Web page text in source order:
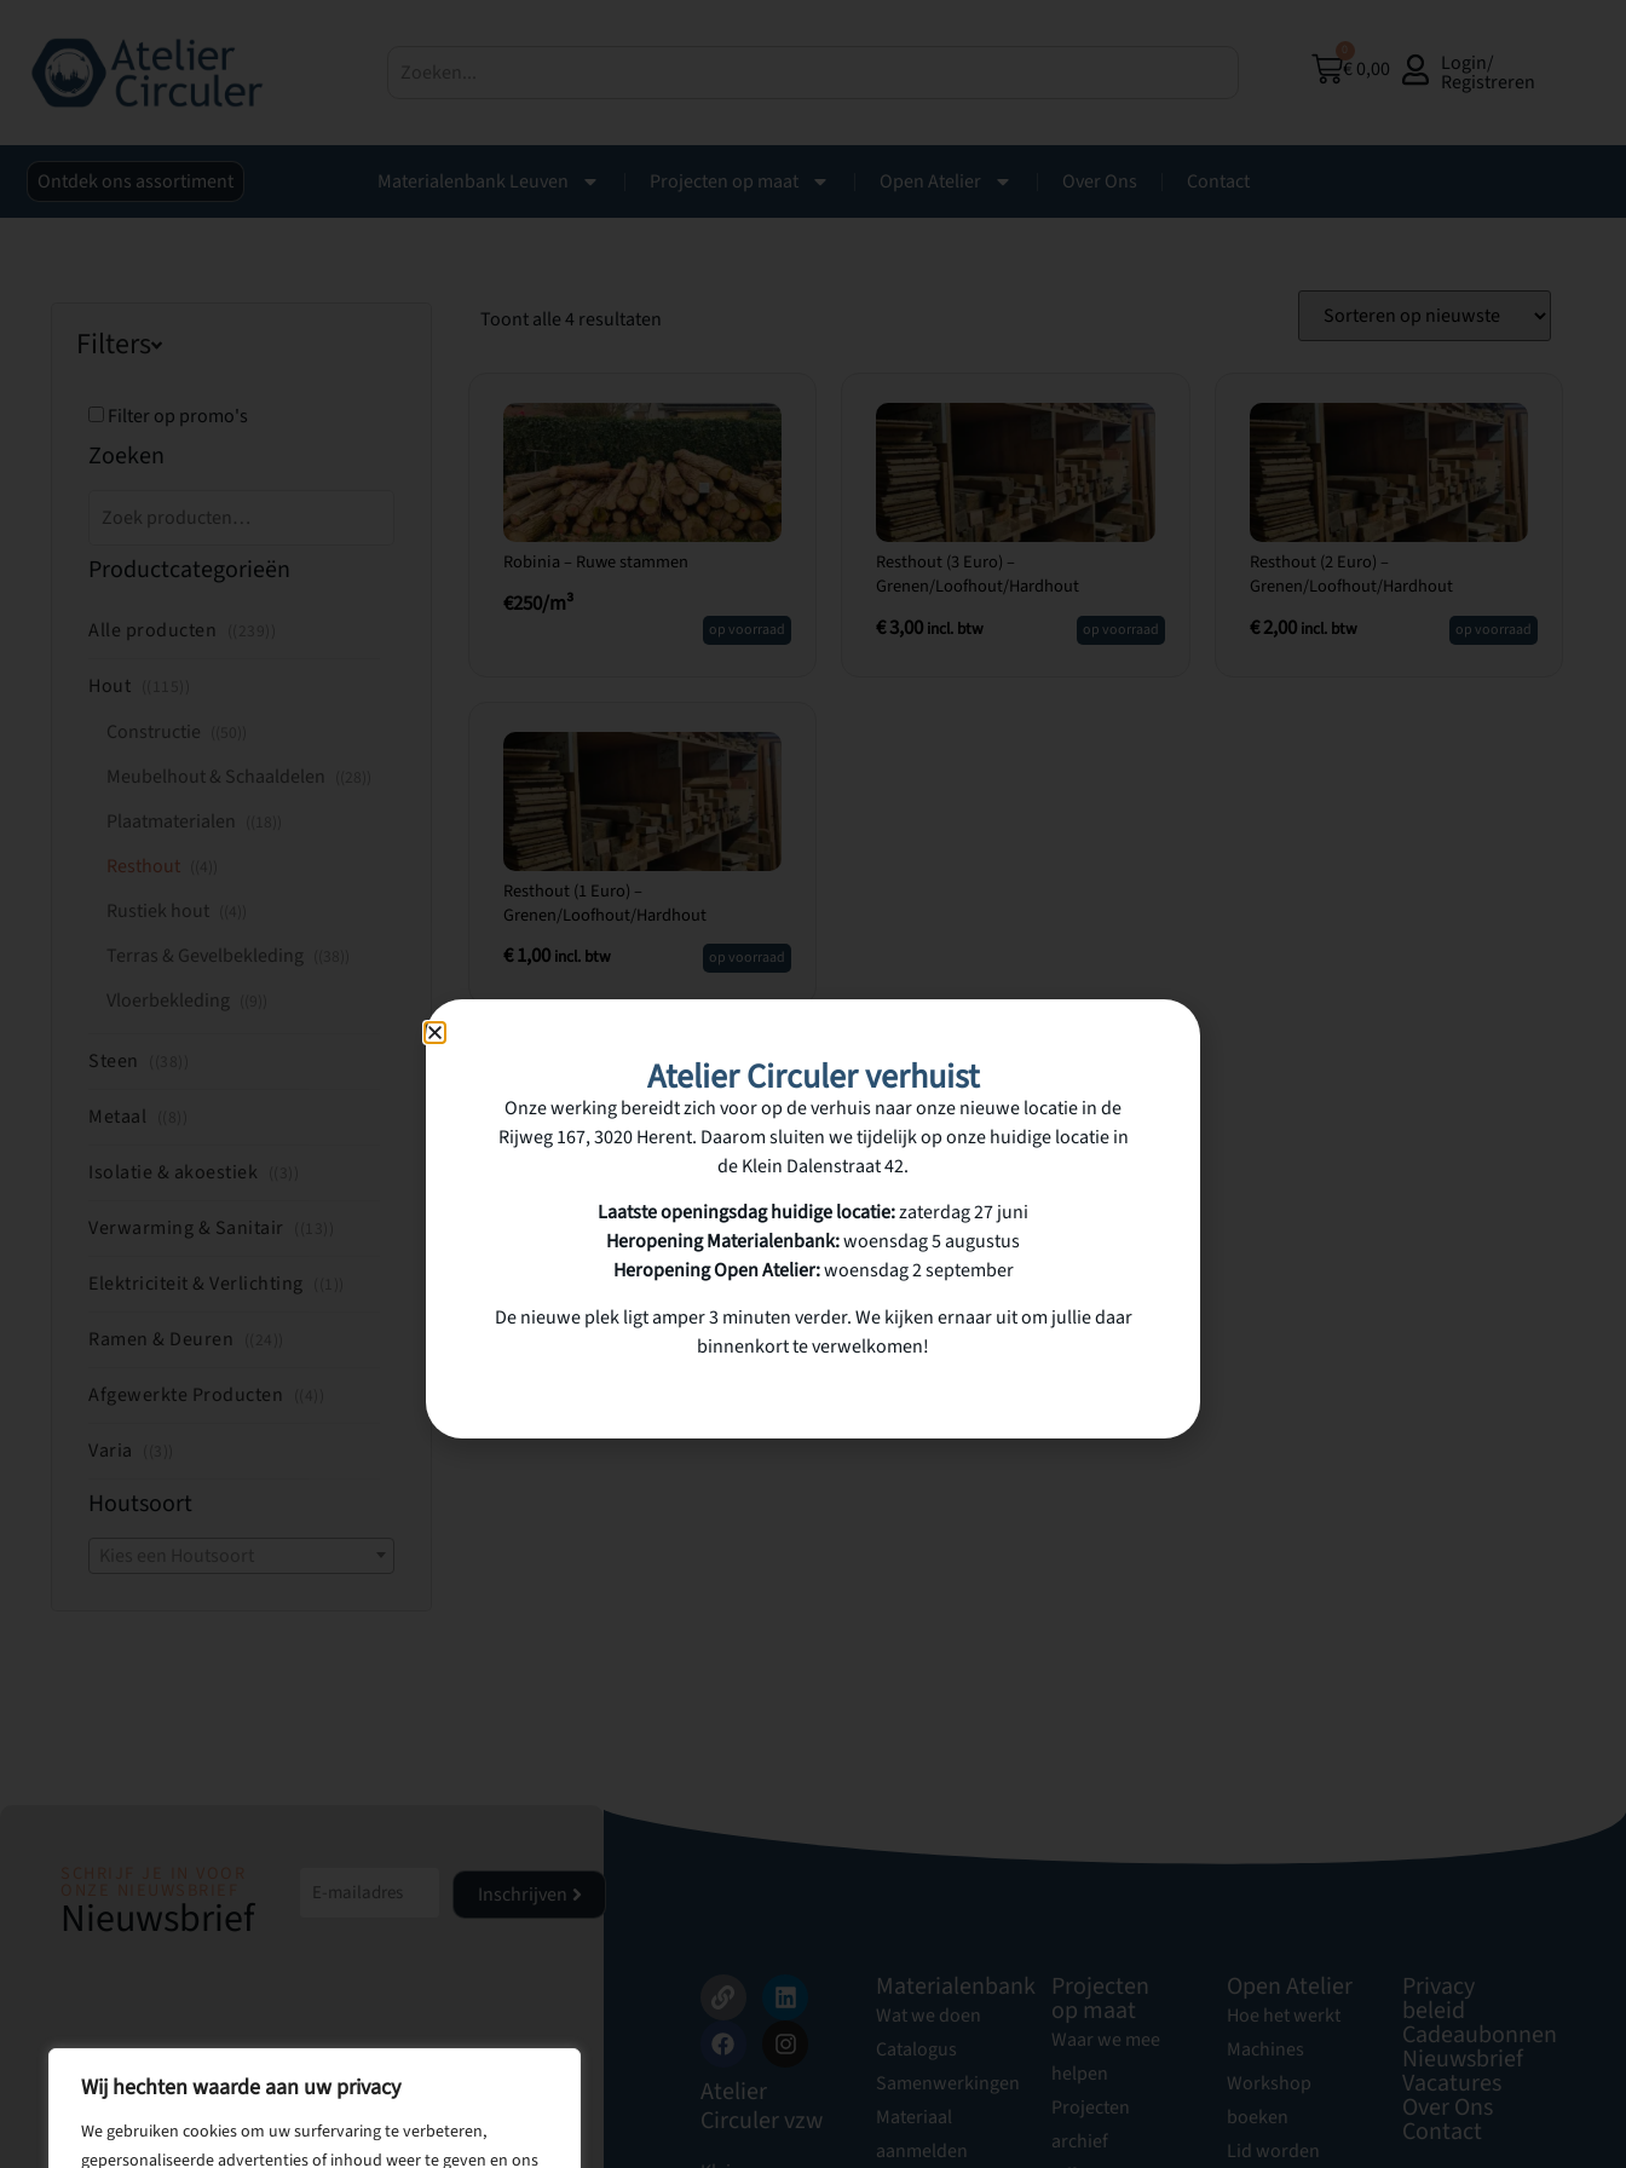
Wij hechten waarde aan uw privacy
We gebruiken cookies om uw surfervaring te verbeteren,
gepersonaliseerde advertenties of inhoud weer te geven en ons
€ 0,00 Login/
Registreren
Ontdek ons assortiment Materialenbank Leuven Projecten op maat Open Atelier Over Ons Contact
Filters
Filter op promo's
Zoeken
Productcategorieën
Alle producten
Hout
Constructie
Meubelhout & Schaaldelen
Plaatmaterialen
Resthout
Rustiek hout
Terras & Gevelbekleding
Vloerbekleding
Steen
Metaal
Isolatie & akoestiek
Verwarming & Sanitair
Elektriciteit & Verlichting
Ramen & Deuren
Afgewerkte Producten
Varia
Houtsoort
Toont alle 4 resultaten
Robinia – Ruwe stammen
€250/m³
op voorraad
Resthout (3 Euro) –
Grenen/Loofhout/Hardhout
€3,00 incl. btw op voorraad
Resthout (2 Euro) –
Grenen/Loofhout/Hardhout
€2,00 incl. btw op voorraad
Resthout (1 Euro) –
Grenen/Loofhout/Hardhout
€1,00 incl. btw op voorraad
Nieuwsbrief Inschrijven
Atelier
Circuler vzw
Materialenbank
Wat we doen
Catalogus
Samenwerkingen
Materiaal
aanmelden
Projecten
op maat
Waar we mee
helpen
Projecten
archief
Open Atelier
Hoe het werkt
Machines
Workshop
boeken
Lid worden
Privacy
beleid
Cadeaubonnen
Nieuwsbrief
Vacatures
Over Ons
Contact
Atelier Circuler verhuist
Onze werking bereidt zich voor op de verhuis naar onze nieuwe locatie in de
Rijweg 167, 3020 Herent. Daarom sluiten we tijdelijk op onze huidige locatie in
de Klein Dalenstraat 42.
Laatste openingsdag huidige locatie:zaterdag 27 juni
Heropening Materialenbank:woensdag 5 augustus
Heropening Open Atelier:woensdag 2 september
De nieuwe plek ligt amper 3 minuten verder. We kijken ernaar uit om jullie daar
binnenkort te verwelkomen!